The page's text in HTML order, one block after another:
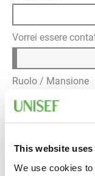
This website
We use cookies
Vorrei essere
Ruolo / Mansione